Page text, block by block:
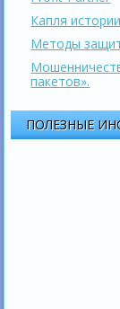
Капля истории
Методы
пакетов».
ПОЛЕЗНЫЕ